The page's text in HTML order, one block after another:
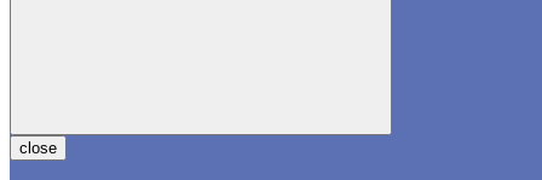
close